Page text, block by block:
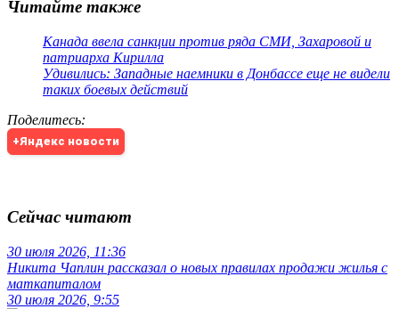
Читайте также
Канада ввела санкции против ряда СМИ, Захаровой и
патриарха Кирилла
Удивились: Западные наемники в Донбассе еще не видели
таких боевых действий
Поделитесь:
+Яндекс новости
Сейчас читают
30 июля 2026, 11:36
Никита Чаплин рассказал о новых правилах продажи жилья с
маткапиталом
30 июля 2026, 9:55